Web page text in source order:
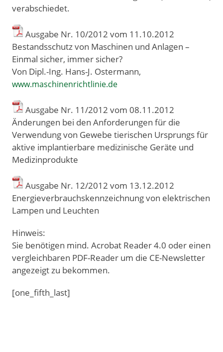
verabschiedet.
Ausgabe Nr. 10/2012 vom 11 .10.2012
Bestandsschutz von Maschinen und Anlagen –
Einmal sicher, immer sicher?
Von Dipl.-Ing. Hans-J. Ostermann,
www.maschinenrichtlinie.de
Ausgabe Nr. 11/2012 vom 08.11 .2012
Änderungen bei den Anforderungen für die
Verwendung von Gewebe tierischen Ursprungs für
aktive implantierbare medizinische Geräte und
Medizinprodukte
Ausgabe Nr. 12/2012 vom 13.12.2012
Energieverbrauchskennzeichnung von elektrischen
Lampen und Leuchten
Hinweis:
Sie benötigen mind. Acrobat Reader 4.0 oder einen
vergleichbaren PDF-Reader um die CE-Newsletter
angezeigt zu bekommen.
[one_fifth_last]